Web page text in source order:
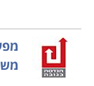
עבודת
מטענים כבדים
הפעלת
כל אלה